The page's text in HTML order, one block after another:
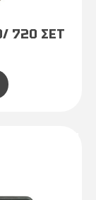
720 ΣΕΤ